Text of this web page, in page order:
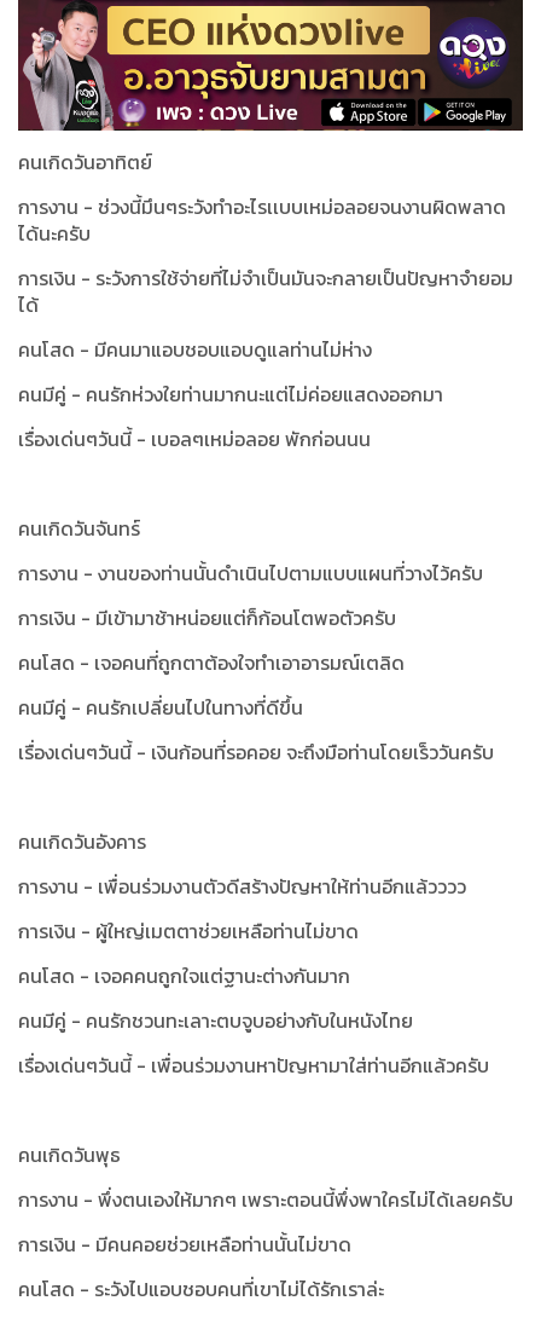
คนเกิดวันอาทิตย์
การงาน - ช่วงนี้มึนๆระวังทำอะไรเเบบเหม่อลอยจนงานผิดพลาด
ได้นะครับ
การเงิน - ระวังการใช้จ่ายที่ไม่จำเป็นมันจะกลายเป็นปัญหาจำยอม
ได้
คนโสด - มีคนมาแอบชอบแอบดูแลท่านไม่ห่าง
คนมีคู่ - คนรักห่วงใยท่านมากนะแต่ไม่ค่อยแสดงออกมา
เรื่องเด่นๆวันนี้ - เบอลๆเหม่อลอย พักก่อนนน
คนเกิดวันจันทร์
การงาน - งานของท่านนั้นดำเนินไปตามแบบแผนที่วางไว้ครับ
การเงิน - มีเข้ามาช้าหน่อยแต่ก็ก้อนโตพอตัวครับ
คนโสด - เจอคนที่ถูกตาต้องใจทำเอาอารมณ์เตลิด
คนมีคู่ - คนรักเปลี่ยนไปในทางที่ดีขึ้น
เรื่องเด่นๆวันนี้ - เงินก้อนที่รอคอย จะถึงมือท่านโดยเร็ววันครับ
คนเกิดวันอังคาร
การงาน - เพื่อนร่วมงานตัวดีสร้างปัญหาให้ท่านอีกแล้วววว
การเงิน - ผู้ใหญ่เมตตาช่วยเหลือท่านไม่ขาด
คนโสด - เจอคคนถูกใจแต่ฐานะต่างกันมาก
คนมีคู่ - คนรักชวนทะเลาะตบจูบอย่างกับในหนังไทย
เรื่องเด่นๆวันนี้ - เพื่อนร่วมงานหาปัญหามาใส่ท่านอีกแล้วครับ
คนเกิดวันพุธ
การงาน - พึ่งตนเองให้มากๆ เพราะตอนนี้พึ่งพาใครไม่ได้เลยครับ
การเงิน - มีคนคอยช่วยเหลือท่านนั้นไม่ขาด
คนโสด - ระวังไปแอบชอบคนที่เขาไม่ได้รักเราล่ะ